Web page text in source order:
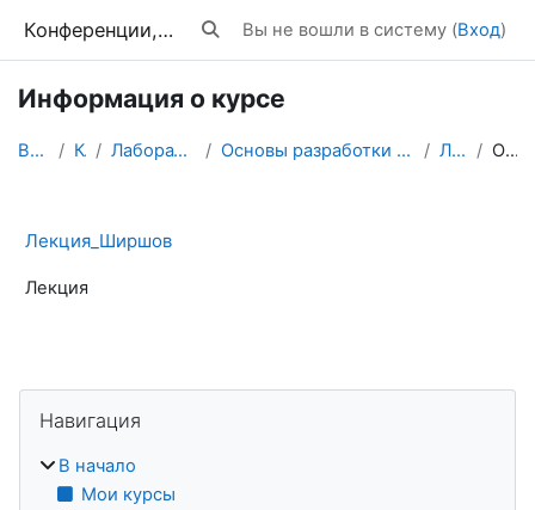
Конференции, тренинги, вебинары Изменить данные поисковой строки
Вы не вошли в систему (Вход)
Информация о курсе
В начало Курсы Лабораторные практикумы Основы разработки электронных образовательных ресу... Л_Ширшов Описание
Лекция_Ширшов
Лекция
Блоки
Навигация
В начало
Мои курсы